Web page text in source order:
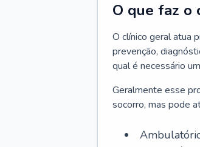
O que faz o
O clínico geral atua
prevenção,
qual é necessário
Geralmente esse
socorro, mas pode